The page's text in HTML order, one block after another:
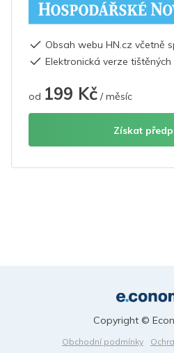
Obsah webu HN.cz včetně
Elektronická verze
od 199 Kč / měsíc
Získat
Obchodní podmínky
Copyright ©